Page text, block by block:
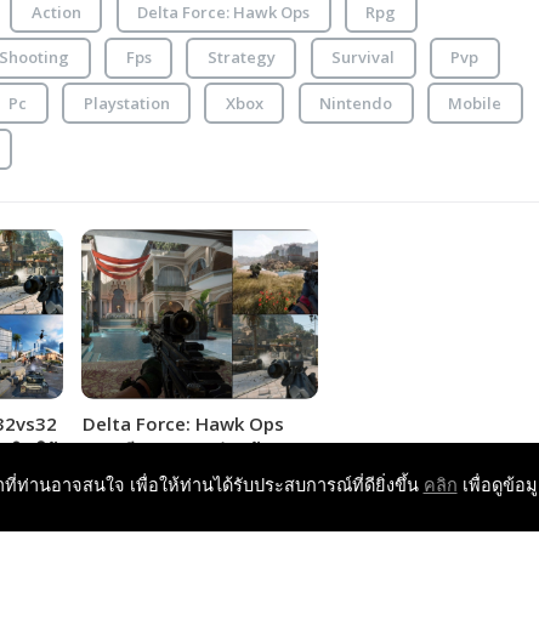
Action Delta Force: Hawk Ops Rpg
Shooting Fps Strategy Survival Pvp
Pc Playstation Xbox Nintendo Mobile
ปิดให้
ข้า
Delta Force: Hawk Ops
เกมฟรี 32vs32 เล่นคล้าย
Battlefield เปิดให้ลองเล่นฟรี
ที่ท่านอาจสนใจ เพื่อให้ท่านได้รับประสบการณ์ที่ดียิ่งขึ้น คลิก เพื่อดูข้อ